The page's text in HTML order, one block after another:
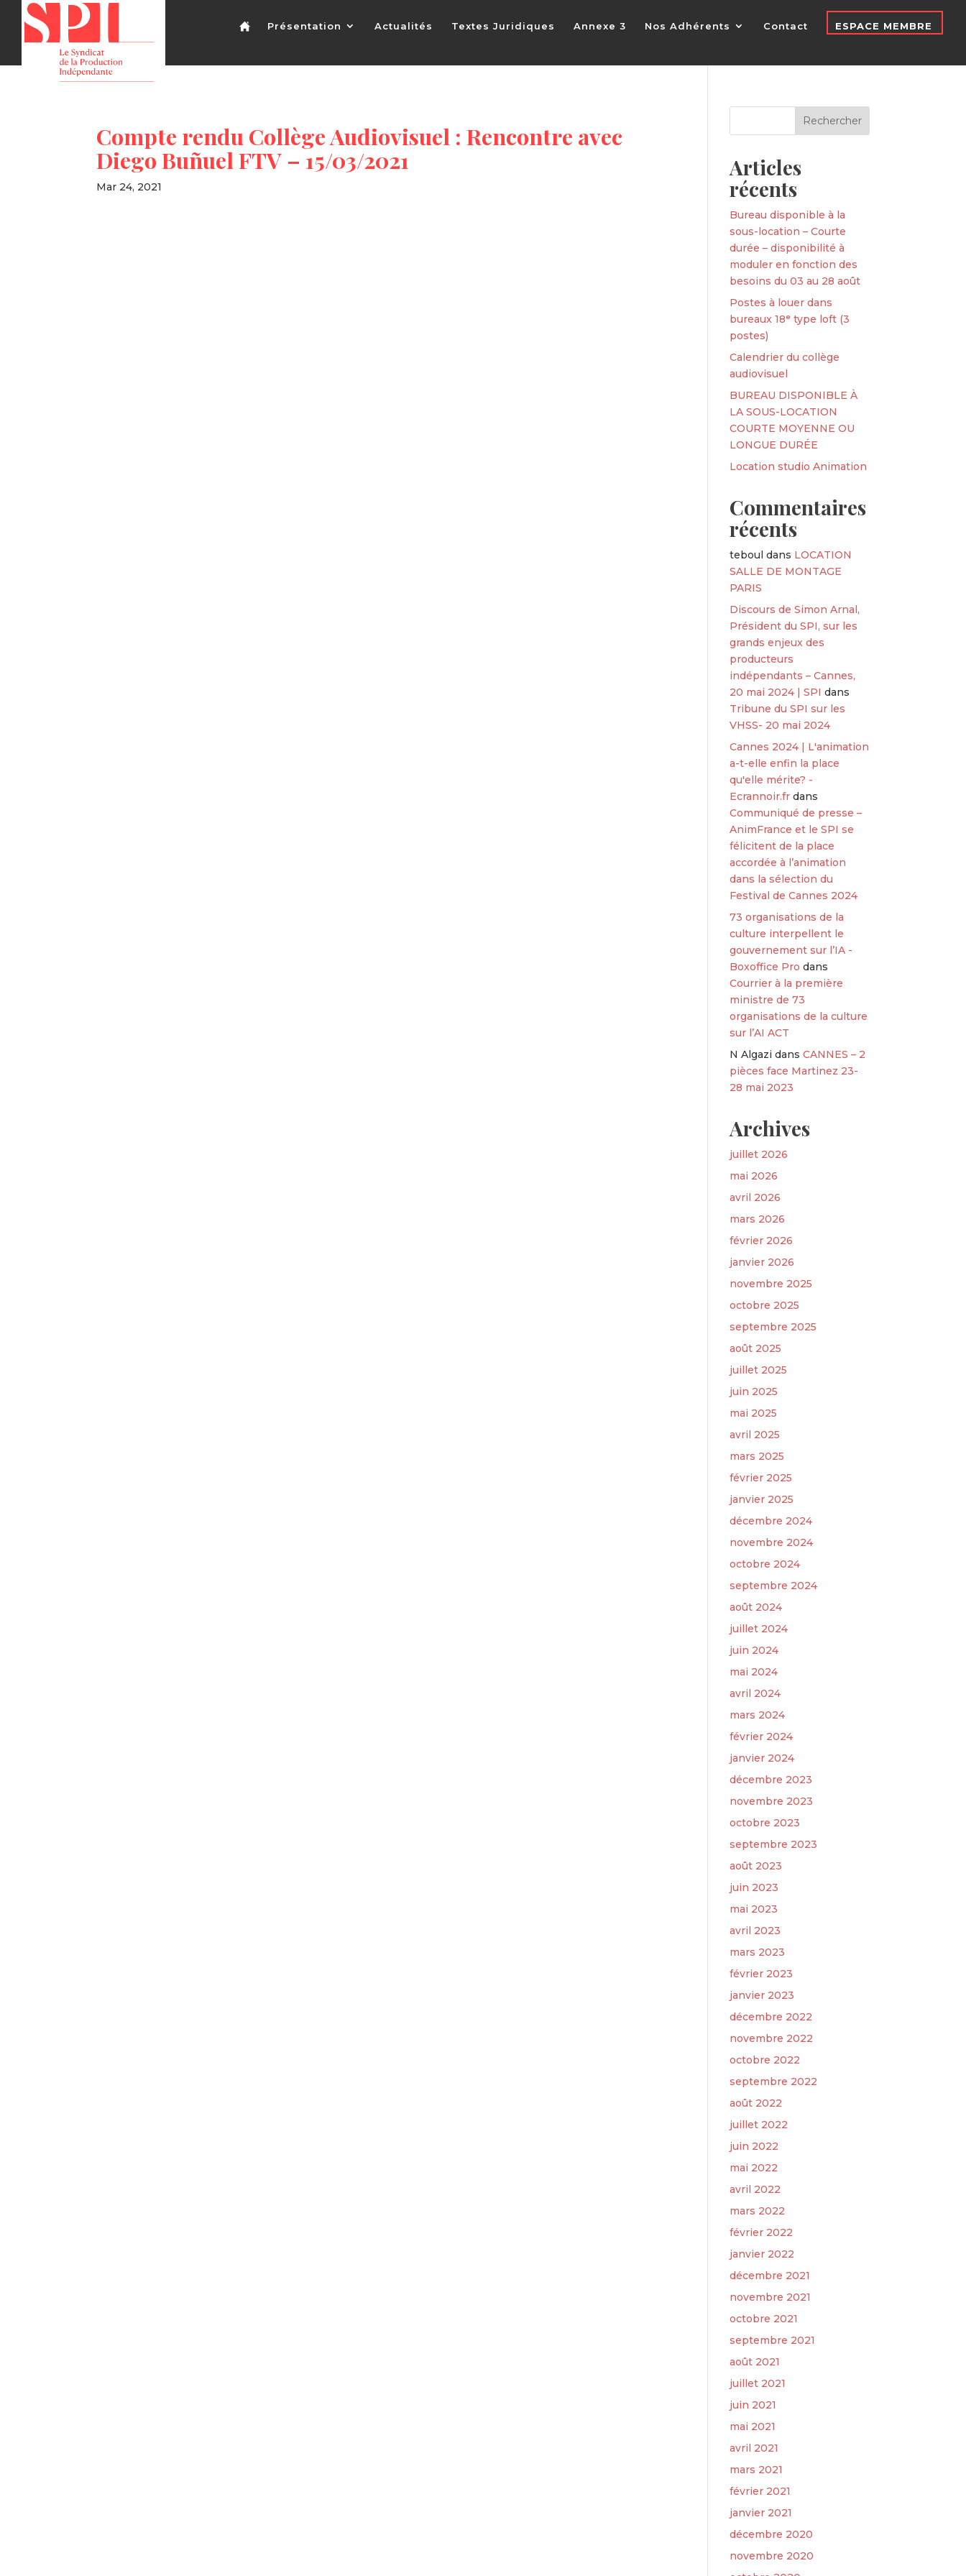
Présentation Actualités Textes Juridiques Annexe 3 Nos Adhérents Contact ESPACE MEMBRE
Compte rendu Collège Audiovisuel : Rencontre avec
Diego Buñuel FTV – 15/03/2021
Mar 24, 2021
Articles
récents
Bureau disponible à la
sous-location – Courte
durée – disponibilité à
moduler en fonction des
besoins du 03 au 28 août
Postes à louer dans
bureaux 18ᵉ type loft (3
postes)
Calendrier du collège
audiovisuel
BUREAU DISPONIBLE À
LA SOUS-LOCATION
COURTE MOYENNE OU
LONGUE DURÉE
Location studio Animation
Commentaires
récents
teboul dans LOCATION
SALLE DE MONTAGE
PARIS
Discours de Simon Arnal,
Président du SPI, sur les
grands enjeux des
producteurs
indépendants – Cannes,
20 mai 2024 | SPI dans
Tribune du SPI sur les
VHSS- 20 mai 2024
Cannes 2024 | L'animation
a-t-elle enfin la place
qu'elle mérite? -
Ecrannoir.fr dans
Communiqué de presse –
AnimFrance et le SPI se
félicitent de la place
accordée à l’animation
dans la sélection du
Festival de Cannes 2024
73 organisations de la
culture interpellent le
gouvernement sur l’IA -
Boxoffice Pro dans
Courrier à la première
ministre de 73
organisations de la culture
sur l’AI ACT
N Algazi dansCANNES – 2
pièces face Martinez 23-
28 mai 2023
Archives
juillet 2026
mai 2026
avril 2026
mars 2026
février 2026
janvier 2026
novembre 2025
octobre 2025
septembre 2025
août 2025
juillet 2025
juin 2025
mai 2025
avril 2025
mars 2025
février 2025
janvier 2025
décembre 2024
novembre 2024
octobre 2024
septembre 2024
août 2024
juillet 2024
juin 2024
mai 2024
avril 2024
mars 2024
février 2024
janvier 2024
décembre 2023
novembre 2023
octobre 2023
septembre 2023
août 2023
juin 2023
mai 2023
avril 2023
mars 2023
février 2023
janvier 2023
décembre 2022
novembre 2022
octobre 2022
septembre 2022
août 2022
juillet 2022
juin 2022
mai 2022
avril 2022
mars 2022
février 2022
janvier 2022
décembre 2021
novembre 2021
octobre 2021
septembre 2021
août 2021
juillet 2021
juin 2021
mai 2021
avril 2021
mars 2021
février 2021
janvier 2021
décembre 2020
novembre 2020